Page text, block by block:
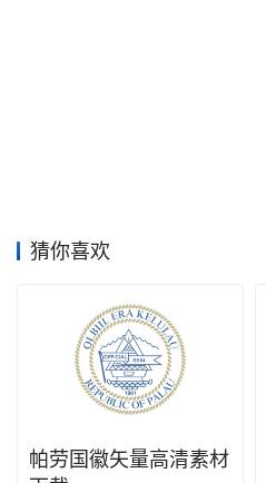
猜你喜欢
帕劳国徽矢量高清素材